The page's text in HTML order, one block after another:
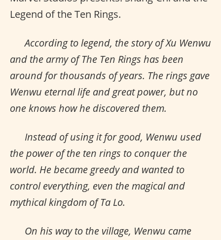
Legend of the Ten Rings.
According to legend, the story of Xu Wenwu
and the army of The Ten Rings has been
around for thousands of years. The rings gave
Wenwu eternal life and great power, but no
one knows how he discovered them.
Instead of using it for good, Wenwu used
the power of the ten rings to conquer the
world. He became greedy and wanted to
control everything, even the magical and
mythical kingdom of Ta Lo.
On his way to the village, Wenwu came